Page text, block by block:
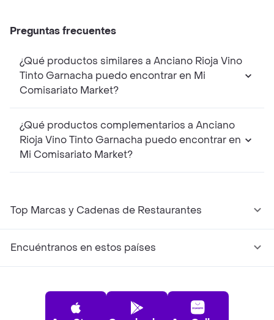
Preguntas frecuentes
¿Qué productos similares a Anciano Rioja Vino
Tinto Garnacha puedo encontrar en Mi
Comisariato Market?
¿Qué productos complementarios a Anciano
Rioja Vino Tinto Garnacha puedo encontrar en
Mi Comisariato Market?
Top Marcas y Cadenas de Restaurantes
Encuéntranos en estos países